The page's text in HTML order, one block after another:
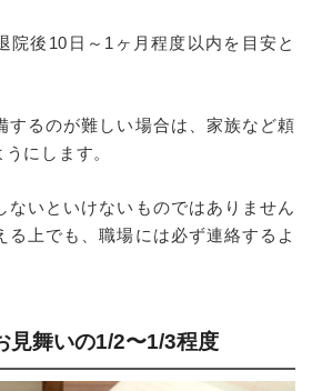
院後10日～1ヶ月程度以内を目安と
するのが難しい場合は、家族など頼
にします。
ないといけないものではありません
る上でも、職場には必ず連絡するよ
見舞いの1/2〜1/3程度